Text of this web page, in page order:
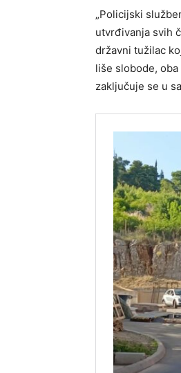
„Policijski
utvrđivanja svih
državni tužilac
liše slobode,
zaključuje se u